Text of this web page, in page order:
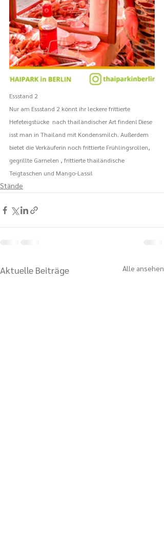
Essstand 2
Nur am Essstand 2 könnt ihr leckere frittierte
Hefeteigstücke  nach thailändischer Art finden! Diese
isst man in Thailand mit Kondensmilch. Außerdem
bietet die Verkäuferin noch frittierte Frühlingsrollen,
gegrillte Garnelen , frittierte thailändische
Teigtaschen und Mango-Lassi!
Stände
Aktuelle Beiträge Alle ansehen